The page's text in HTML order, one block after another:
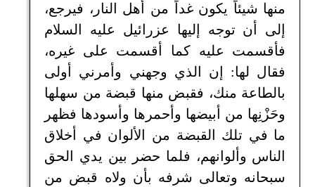
منها شيئاً يكون غداً من أهل النار، فيرجع،
إلى أن توجه إليها عزرائيل عليه السلام
فأقسمت عليه كما أقسمت على غيره،
فقال لها: إن الذي وجهني وأمرني أولى
بالطاعة منك، فقبض منها قبضة من سهلها
وحَزْنِها من أبيضها وأحمرها وأسودها فظهر
ما في تلك القبضة من الألوان في أخلاق
الناس وألوانهم، فلما حضر بين يدي الحق
سبحانه وتعالى شرفه بأن ولاه قبض من